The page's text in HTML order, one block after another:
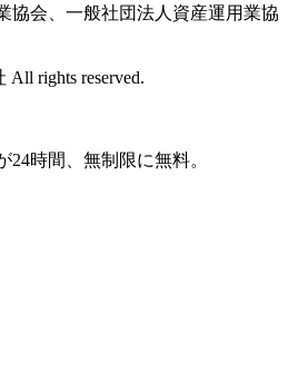
協会、一般社団法人資産運用業協
All rights reserved.
24時間、無制限に無料。